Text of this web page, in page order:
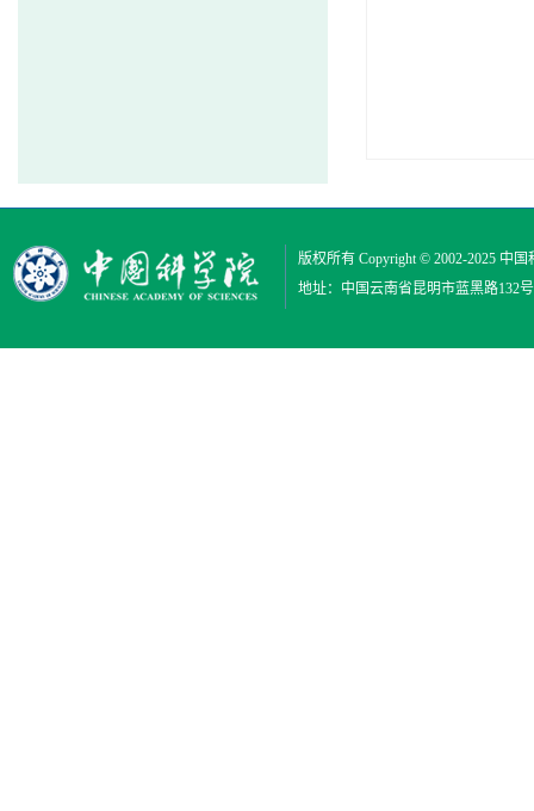
版权所有 Copyright © 2002-2025 中国
地址：中国云南省昆明市蓝黑路